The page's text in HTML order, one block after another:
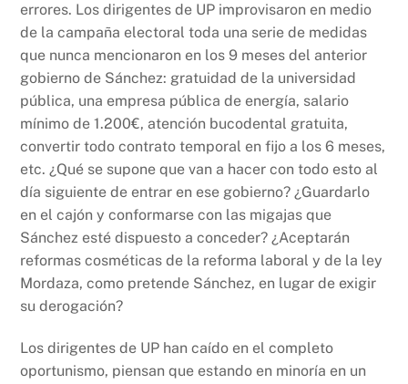
errores. Los dirigentes de UP improvisaron en medio
de la campaña electoral toda una serie de medidas
que nunca mencionaron en los 9 meses del anterior
gobierno de Sánchez: gratuidad de la universidad
pública, una empresa pública de energía, salario
mínimo de 1.200€, atención bucodental gratuita,
convertir todo contrato temporal en fijo a los 6 meses,
etc. ¿Qué se supone que van a hacer con todo esto al
día siguiente de entrar en ese gobierno? ¿Guardarlo
en el cajón y conformarse con las migajas que
Sánchez esté dispuesto a conceder? ¿Aceptarán
reformas cosméticas de la reforma laboral y de la ley
Mordaza, como pretende Sánchez, en lugar de exigir
su derogación?
Los dirigentes de UP han caído en el completo
oportunismo, piensan que estando en minoría en un